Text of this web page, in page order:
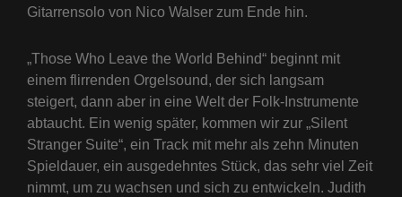
Gitarrensolo von Nico Walser zum Ende hin.
„Those Who Leave the World Behind“ beginnt mit
einem flirrenden Orgelsound, der sich langsam
steigert, dann aber in eine Welt der Folk-Instrumente
abtaucht. Ein wenig später, kommen wir zur „Silent
Stranger Suite“, ein Track mit mehr als zehn Minuten
Spieldauer, ein ausgedehntes Stück, das sehr viel Zeit
nimmt, um zu wachsen und sich zu entwickeln. Judith